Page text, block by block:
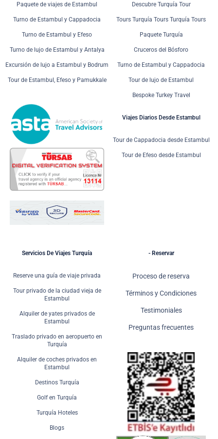
Paquete de viajes de Estambul
Turno de Estambul y Cappadocia
Turno de Estambul y Efeso
Turno de lujo de Estambul y Antalya
Excursión de lujo a Estambul y Bodrum
Tour de Estambul, Efeso y Pamukkale
Descubre Turquía Tour
Tours Turquía Tours Turquía Tours
Paquete Turquía
Cruceros del Bósforo
Turno de Estambul y Cappadocia
Tour de lujo de Estambul
Bespoke Turkey Travel
Viajes Diarios Desde Estambul
Tour de Cappadocia desde Estambul
Tour de Efeso desde Estambul
Servicios De Viajes Turquía
Reserve una guía de viaje privada
Tour privado de la ciudad vieja de
Estambul
Alquiler de yates privados de
Estambul
Traslado privado en aeropuerto en
Turquía
Alquiler de coches privados en
Estambul
Destinos Turquía
Golf en Turquía
Turquía Hoteles
Blogs
- Reservar
Proceso de reserva
Términos y Condiciones
Testimoniales
Preguntas frecuentes